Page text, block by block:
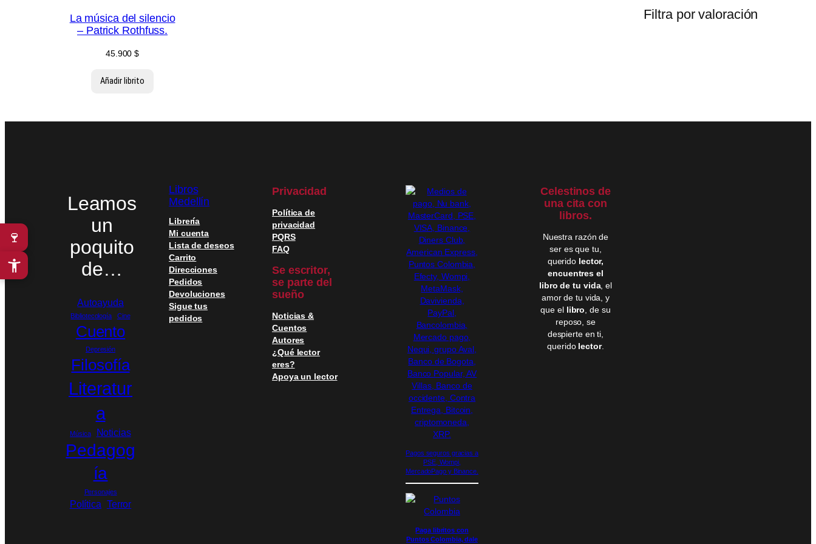
La música del silencio
– Patrick Rothfuss.
45.900$
Añadir librito
Filtra por valoración
Leamos
un
poquito
de…
Autoayuda
Bibliotecología Cine
Cuento
Depresión
Filosofía
Literatur
a
Música Noticias
Pedagog
ía
Personajes
Política Terror
Libros
Medellín
Librería
Mi cuenta
Lista de deseos
Carrito
Direcciones
Pedidos
Devoluciones
Sigue tus
pedidos
Privacidad
Política de
privacidad
PQRS
FAQ
Se escritor,
se parte del
sueño
Noticias &
Cuentos
Autores
¿Qué lector
eres?
Apoya un lector
Pagos seguros gracias a
PSE, Wompi,
MercadoPago y Binance.
Paga libritos con
Puntos Colombia, dale
Celestinos de
una cita con
libros.
Nuestra razón de
ser es que tu,
querido lector,
encuentres el
libro de tu vida, el
amor de tu vida, y
que el libro , de su
reposo, se
despierte en ti,
queridolector.
🍷